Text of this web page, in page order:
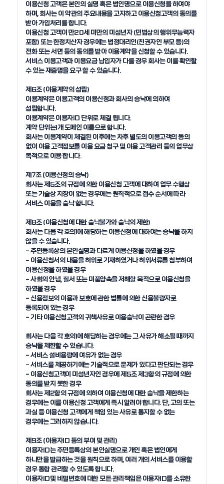
이용신청 고객은 본인의 실명 혹은 법인명으로 이용신청을 하여야
하며, 회사는 이 약관의 주요내용을 고지하고 이용신청고객의 동의를
받아 가입처리를 합니다.
이용신청 고객이 만20세 미만의 미성년자 (민법상의 행위무능력자
포함) 또는 한정치산자 경우에는 법정대리인(친권자인 부모 등)의
전화 또는 서면 등의 동의를 받아 이용계약을 신청할 수 있습니다.
서비스 이용고객과 이용요금 납입자가 다를 경우 회사는 이를 확인할
수 있는 재증명을 요구 할 수 있습니다.
제6조 (이용계약의 성립)
이용계약은 이용고객의 이용신청과 회사의 승낙에 의하여
성립합니다.
이용계약은 이용자ID 단위로 체결 됩니다.
계약 단위는1개 도메인 이름으로 합니다.
회사는 이용계약이 체결된 이후에는 차후 별도의 이용고객의 동의
없이 이용 고객정보를 이용 요금 청구 및 이용 고객관리 등의 업무상
목적으로 이용 합니다.
제7조 (이용신청의 승낙)
회사는 제5조의 규정에 의한 이용신청 고객에 대하여 업무 수행상
또는 기술상 지장이 없는 경우에는 원칙적으로 접수 순서에 따라
서비스 이용을 승낙 합니다.
제8조 (이용신청에 대한 승낙불가와 승낙의 제한)
회사는 다음 각 호의1에 해당하는 이용신청에 대하여는 승낙을 하지
않을 수 있습니다.
- 주민등록상의 본인실명과 다르게 이용신청을 하였을 경우
- 이용신청서의 내용을 허위로 기재하였거나 허위서류를 첨부하여
이용신청을 하였을 경우
- 사회의 안녕, 질서 또는 미풍양속을 저해할 목적으로 이용신청을
하였을 경우
- 신용정보의 이용과 보호에 관한 법률에 의한 신용불량자로
등록되어 있는 경우
- 기타 이용신청고객의 귀책사유로 이용승낙이 곤란한 경우
회사는 다음 각 호의1에 해당하는 경우에는 그 사유가 해소될 때까지
승낙을 제한할 수 있습니다.
- 서비스 설비용량에 여유가 없는 경우
- 서비스를 제공하기에는 기술적으로 문제가 있다고 판단되는 경우
- 이용신청고객이 미성년자인 경우에 제5조 제3항의 규정에 의한
동의를 받지 못한 경우
회사는 제2항의 규정에 의하여 이용신청에 대한 승낙을 제한하는
경우에는 이를 이용신청 고객에게 즉시 알려야 합니다. 단, 고의 또는
과실 등 이용신청 고객에게 책임 있는 사유로 통지할 수 없는
경우에는 그러하지 않습니다.
제9조 (이용자ID 등의 부여 및 관리)
이용자ID는 주민등록상의 본인실명으로 개인 혹은 법인에게
하나만을 발급하는 것을 원칙으로 하며, 여러 개의 서비스를 이용할
경우 통합 관리할 수 있도록 합니다.
이용자ID및 비밀번호에 대한 모든 관리책임은 이용자ID를 소유한